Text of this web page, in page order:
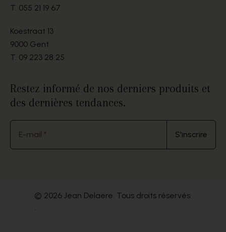
T. 055 21 19 67
Koestraat 13
9000 Gent
T. 09 223 28 25
Restez informé de nos derniers produits et
des dernières tendances.
E-mail * S'inscrire
© 2026 Jean Delaere. Tous droits réservés.
.